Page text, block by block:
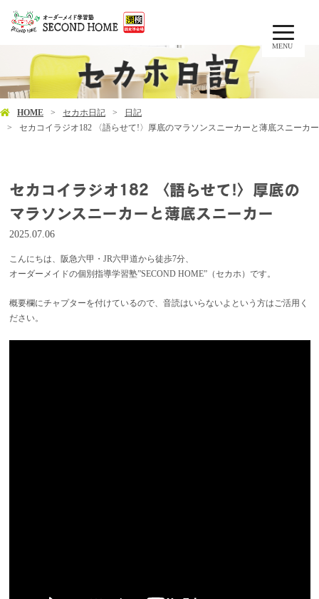
MENU
HOME セカホ日記
日記
セカコイラジオ182 〈語らせて!〉厚底のマラソンスニーカーと薄底スニーカー
セカコイラジオ182 〈語らせて!〉厚底の
マラソンスニーカーと薄底スニーカー
2025.07.06
こんにちは、阪急六甲・JR六甲道から徒歩7分、
オーダーメイドの個別指導学習塾”SECOND HOME”（セカホ）です。
概要欄にチャプターを付けているので、音読はいらないよという方はご活用く
ださい。